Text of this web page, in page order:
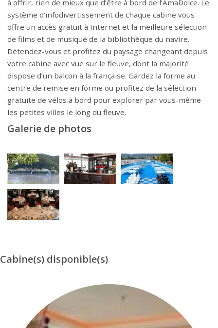
à offrir, rien de mieux que d’être à bord de l’AmaDolce. Le
système d’infodivertissement de chaque cabine vous
offre un accès gratuit à Internet et la meilleure sélection
de films et de musique de la bibliothèque du navire.
Détendez-vous et profitez du paysage changeant depuis
votre cabine avec vue sur le fleuve, dont la majorité
dispose d’un balcon à la française. Gardez la forme au
centre de remise en forme ou profitez de la sélection
gratuite de vélos à bord pour explorer par vous-même
les petites villes le long du fleuve.
Galerie de photos
Cabine(s) disponible(s)